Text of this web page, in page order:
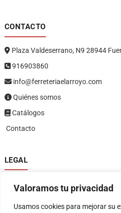
Valoramos tu privacidad
Usamos cookies para mejorar su
CONTACTO
Plaza Valdeserrano, N9 28944
916903860
info@ferreteriaelarroyo.com
Quiénes somos
Catálogos
Contacto
LEGAL
Política de privacidad
Política de devoluciones y reembolsos
Términos y condiciones